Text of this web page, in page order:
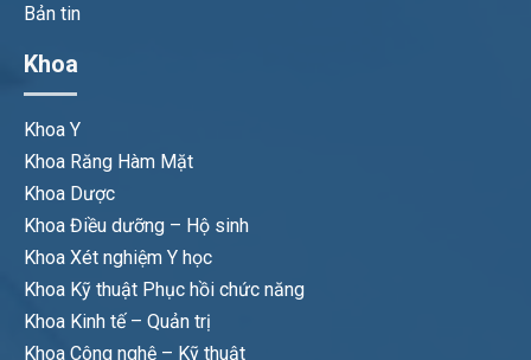
Bản tin
Khoa
Khoa Y
Khoa Răng Hàm Mặt
Khoa Dược
Khoa Điều dưỡng – Hộ sinh
Khoa Xét nghiệm Y học
Khoa Kỹ thuật Phục hồi chức năng
Khoa Kinh tế – Quản trị
Khoa Công nghệ – Kỹ thuật